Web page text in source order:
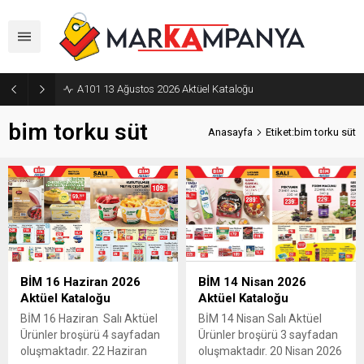
A101 13 Ağustos 2026 Aktüel Kataloğu
bim torku süt Anasayfa Etiket:bim torku süt
BİM 16 Haziran 2026
Aktüel Kataloğu
BİM 16 Haziran Salı Aktüel
Ürünler broşürü 4 sayfadan
oluşmaktadır. 22 Haziran
BİM 14 Nisan 2026
Aktüel Kataloğu
BİM 14 Nisan Salı Aktüel
Ürünler broşürü 3 sayfadan
oluşmaktadır. 20 Nisan 2026